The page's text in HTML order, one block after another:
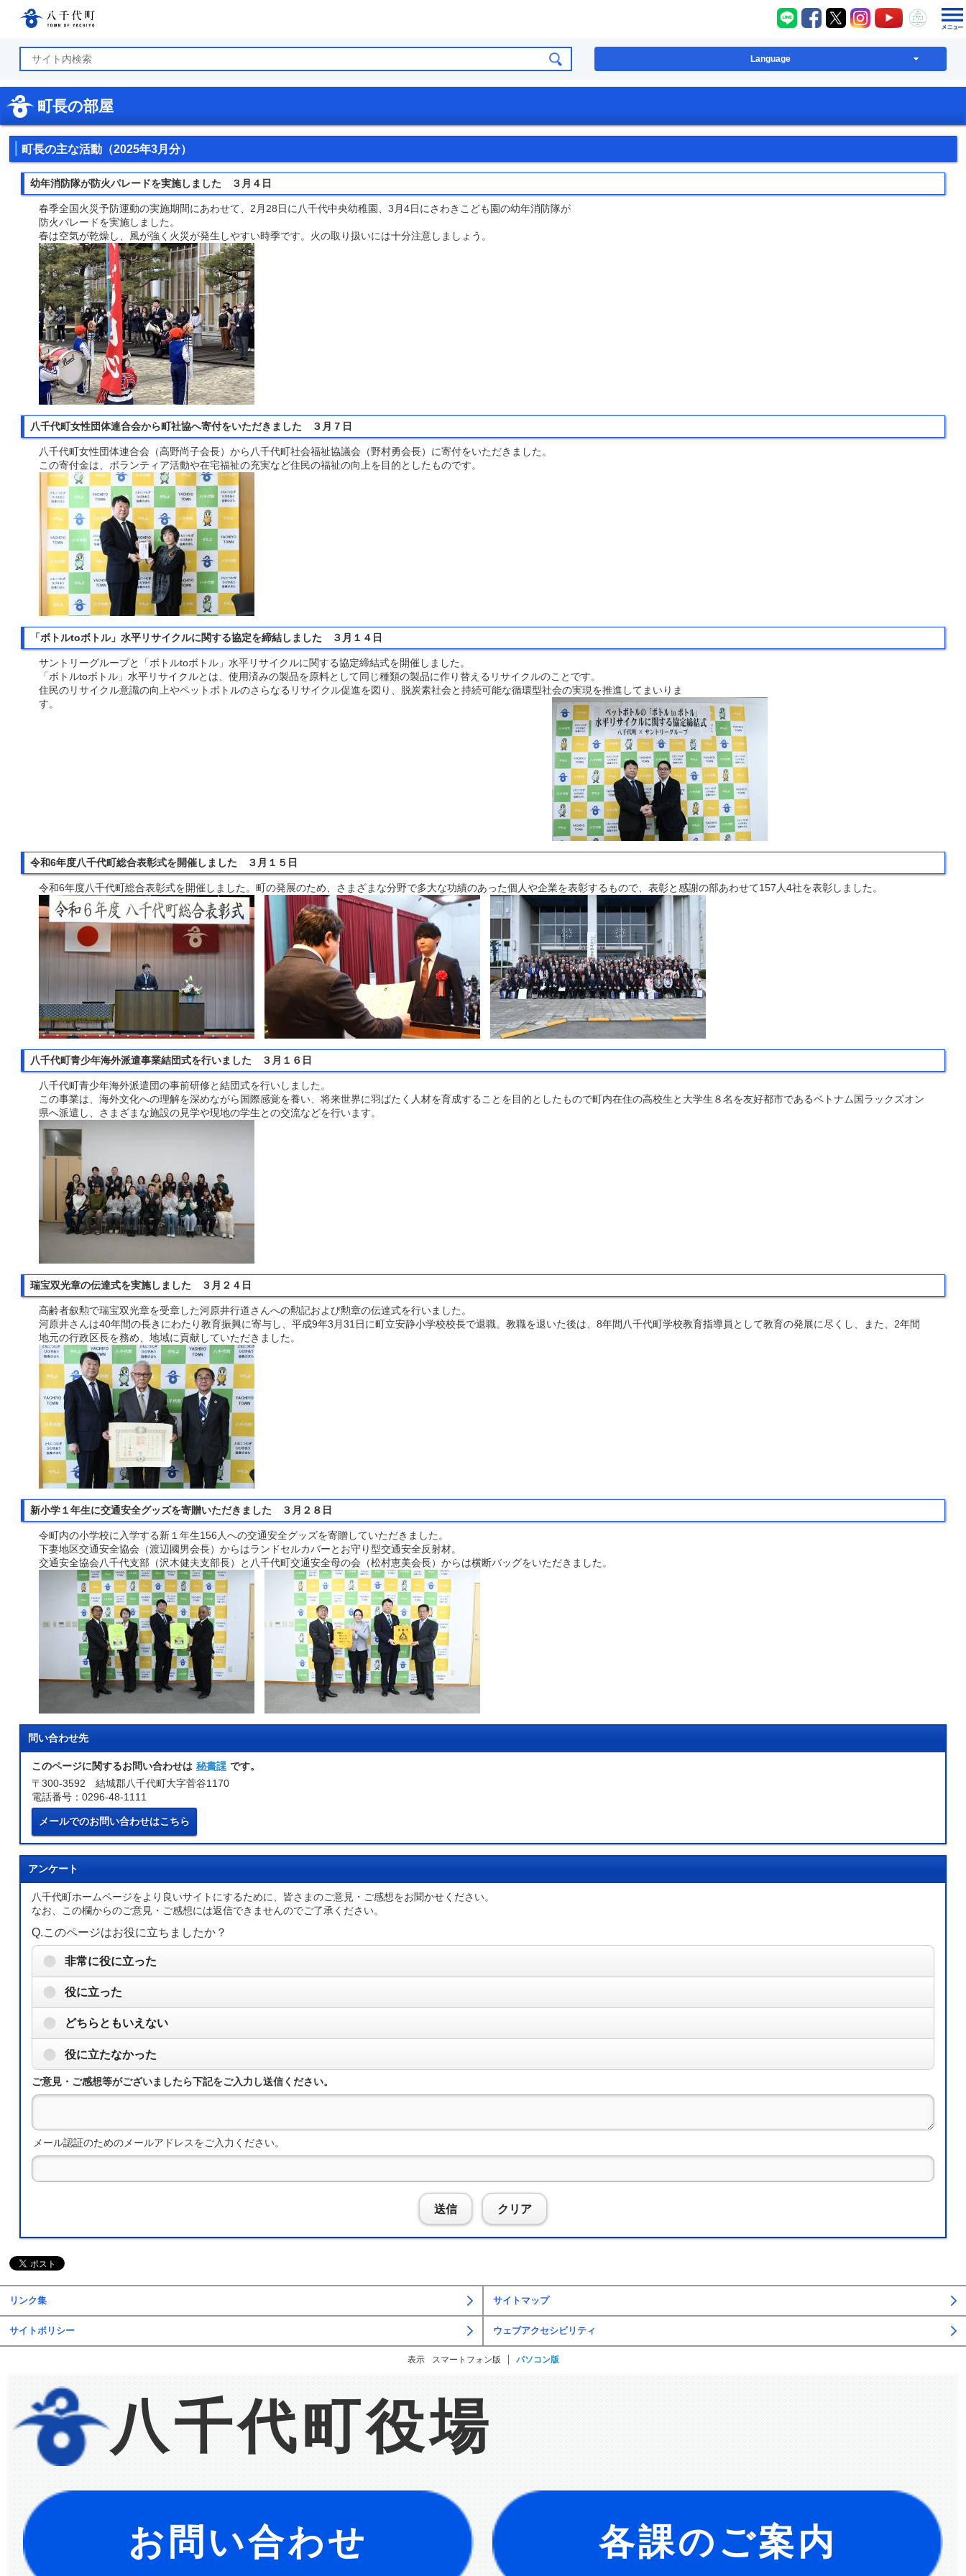
八千代町LINE
八千代町Facebook
八千代町X八千代町Instagram
八千代町八千代
Language
町長の部屋
町長の主な活動（2025年3月分）
幼年消防隊が防火パレードを実施しました ３月４日
春季全国火災予防運動の実施期間にあわせて、2月28日に八千代中央幼稚園、3月4日にさわきこども園の幼年消防隊が
防火パレードを実施しました。
春は空気が乾燥し、風が強く火災が発生しやすい時季です。火の取り扱いには十分注意しましょう。
八千代町女性団体連合会から町社協へ寄付をいただきました ３月７日
八千代町女性団体連合会（高野尚子会長）から八千代町社会福祉協議会（野村勇会長）に寄付をいただきました。
この寄付金は、ボランティア活動や在宅福祉の充実など住民の福祉の向上を目的としたものです。
「ボトルtoボトル」水平リサイクルに関する協定を締結しました ３月１４日
サントリーグループと「ボトルtoボトル」水平リサイクルに関する協定締結式を開催しました。
「ボトルtoボトル」水平リサイクルとは、使用済みの製品を原料として同じ種類の製品に作り替えるリサイクルのことです。
住民のリサイクル意識の向上やペットボトルのさらなるリサイクル促進を図り、脱炭素社会と持続可能な循環型社会の実現を推進してまいりま
す。
令和6年度八千代町総合表彰式を開催しました ３月１５日
令和6年度八千代町総合表彰式を開催しました。町の発展のため、さまざまな分野で多大な功績のあった個人や企業を表彰するもので、表彰と感謝の部あわせて157人4社を表彰しました。
八千代町青少年海外派遣事業結団式を行いました ３月１６日
八千代町青少年海外派遣団の事前研修と結団式を行いしました。
この事業は、海外文化への理解を深めながら国際感覚を養い、将来世界に羽ばたく人材を育成することを目的としたもので町内在住の高校生と大学生８名を友好都市であるベトナム国ラックズオン
県へ派遣し、さまざまな施設の見学や現地の学生との交流などを行います。
瑞宝双光章の伝達式を実施しました ３月２４日
高齢者叙勲で瑞宝双光章を受章した河原井行道さんへの勲記および勲章の伝達式を行いました。
河原井さんは40年間の長きにわたり教育振興に寄与し、平成9年3月31日に町立安静小学校校長で退職。教職を退いた後は、8年間八千代町学校教育指導員として教育の発展に尽くし、また、2年間
地元の行政区長を務め、地域に貢献していただきました。
新小学１年生に交通安全グッズを寄贈いただきました ３月２８日
令町内の小学校に入学する新１年生156人への交通安全グッズを寄贈していただきました。
下妻地区交通安全協会（渡辺國男会長）からはランドセルカバーとお守り型交通安全反射材。
交通安全協会八千代支部（沢木健夫支部長）と八千代町交通安全母の会（松村恵美会長）からは横断バッグをいただきました。
問い合わせ先
このページに関するお問い合わせは 秘書課 です。
〒300-3592 結城郡八千代町大字菅谷1170
電話番号：0296-48-1111
メールでのお問い合わせはこちら
アンケート
八千代町ホームページをより良いサイトにするために、皆さまのご意見・ご感想をお聞かせください。
なお、この欄からのご意見・ご感想には返信できませんのでご了承ください。
Q.このページはお役に立ちましたか？
非常に役に立った
役に立った
どちらともいえない
役に立たなかった
ご意見・ご感想等がございましたら下記をご入力し送信ください。
メール認証のためのメールアドレスをご入力ください。
送信 クリア
リンク集 サイトマップ
サイトポリシー ウェブアクセシビリティ
表示 スマートフォン版 パソコン版
八千代町役場
お問い合わせ 各課のご案内